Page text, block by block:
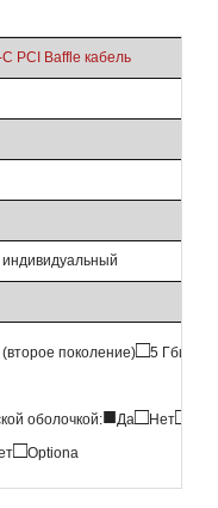
PCI Baffle кабель
(второе поколение)□5 Гбит/с
оболочкой:■Да□Нет□
□Optiona